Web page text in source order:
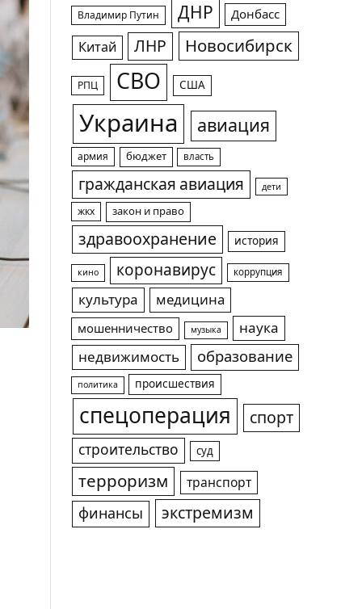
Владимир Путин ДНР Донбасс
Китай ЛНР Новосибирск
РПЦ СВО США
Украина авиация
армия бюджет власть
гражданская авиация дети
жкх закон и право
здравоохранение история
кино коронавирус коррупция
культура медицина
мошенничество музыка
наука
недвижимость
образование
политика происшествия
спецоперация спорт
строительство суд
терроризм транспорт
финансы экстремизм